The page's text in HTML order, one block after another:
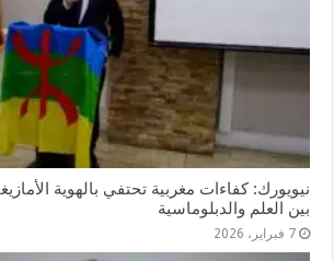
نيويورك: كفاءات مغربية تحتفي بالهوية
بين العلم والدبلوماسية
7 فبراير، 2026